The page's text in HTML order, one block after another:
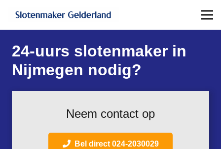
24-uurs slotenmaker in
Nijmegen nodig?
Neem contact op
Bel direct 024-2030029